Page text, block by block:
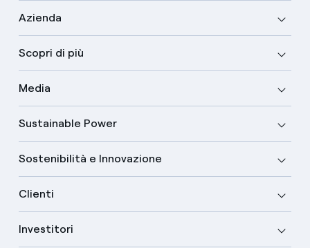
Azienda
Scopri di più
Media
Sustainable Power
Sostenibilità e Innovazione
Clienti
Investitori